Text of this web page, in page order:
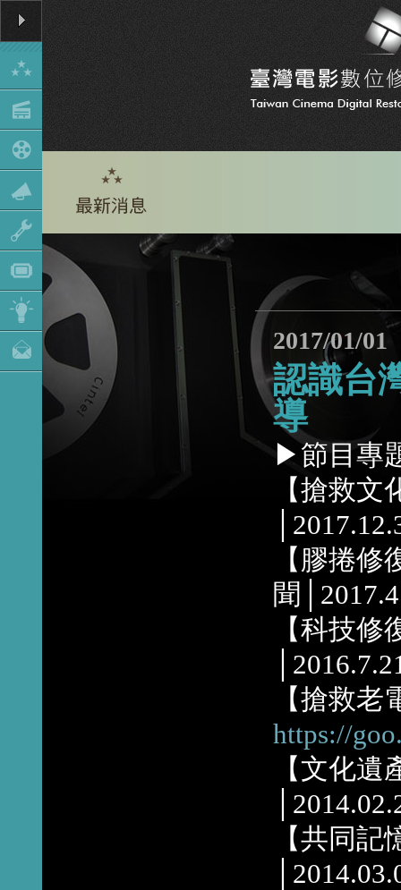
2017/01/01
認識台
導
▶節目專
【搶救
【膠捲
聞
【科技
【搶救
https://
【文化
【共同